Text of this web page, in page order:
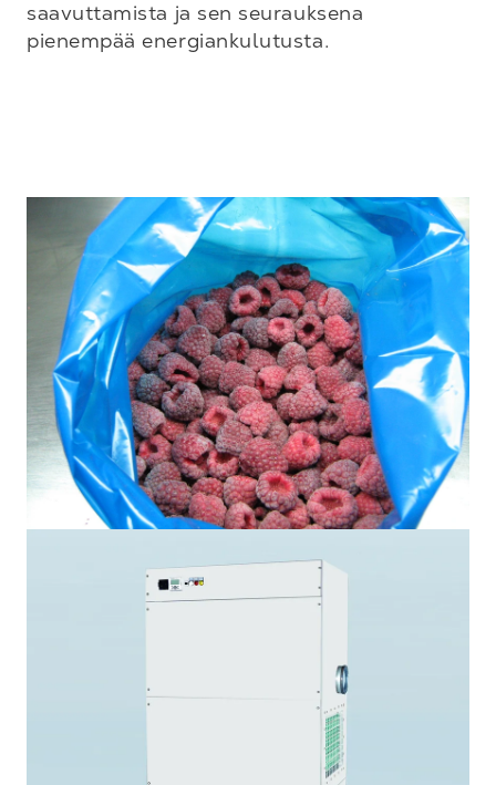
saavuttamista ja sen seurauksena
pienempää energiankulutusta.